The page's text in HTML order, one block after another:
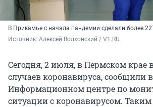
В Прикамье с начала пандемии сделали более
Источник: Алексей Волхонский / V1.RU
Сегодня, 2 июля, в Пермском крае
случаев коронавируса, сообщили в
Информационном центре по
ситуации с коронавирусом. Таким